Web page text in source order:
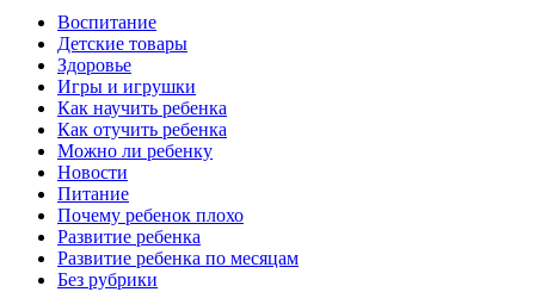
Воспитание
Детские товары
Здоровье
Игры и игрушки
Как научить ребенка
Как отучить ребенка
Можно ли ребенку
Новости
Питание
Почему ребенок плохо
Развитие ребенка
Развитие ребенка по месяцам
Без рубрики